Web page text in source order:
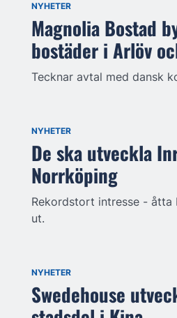
NYHETER
Magnolia Bostad
bostäder i Arlöv
Tecknar avtal med dansk
NYHETER
De ska utveckla
Norrköping
Rekordstort intresse - åtta
ut.
NYHETER
Swedehouse